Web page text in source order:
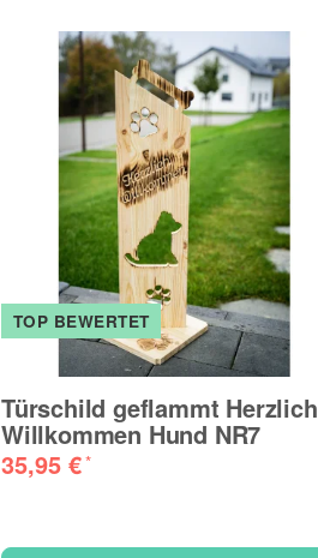
TOP BEWERTET
Türschild geflammt Herzlich
Willkommen Hund NR7
35,95 €*